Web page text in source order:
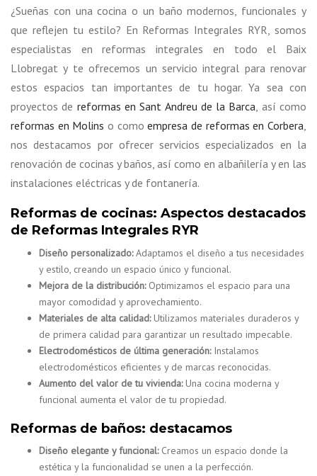
¿Sueñas con una cocina o un baño modernos, funcionales y
que reflejen tu estilo? En Reformas Integrales RYR, somos
especialistas en reformas integrales en todo el Baix
Llobregat y te ofrecemos un servicio integral para renovar
estos espacios tan importantes de tu hogar. Ya sea con
proyectos de reformas en Sant Andreu de la Barca, así como
reformas en Molins o comoempresa de reformas en Corbera,
nos destacamos por ofrecer servicios especializados en la
renovación de cocinas y baños, así como en albañilería y en las
instalaciones eléctricas y de fontanería.
Reformas de cocinas: Aspectos destacados
de Reformas Integrales RYR
Diseño personalizado:Adaptamos el diseño a tus necesidades
y estilo, creando un espacio único y funcional.
Mejora de la distribución:Optimizamos el espacio para una
mayor comodidad y aprovechamiento.
Materiales de alta calidad:Utilizamos materiales duraderos y
de primera calidad para garantizar un resultado impecable.
Electrodomésticos de última generación:Instalamos
electrodomésticos eficientes y de marcas reconocidas.
Aumento del valor de tu vivienda:Una cocina moderna y
funcional aumenta el valor de tu propiedad.
Reformas de baños: destacamos
Diseño elegante y funcional:Creamos un espacio donde la
estética y la funcionalidad se unen a la perfección.